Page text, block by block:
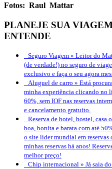
Fotos: Raul Mattar
PLANEJE SUA
ENTENDE
Seguro Viagem » Leitor do
(de verdade!) no seguro de
exclusivo e faça o seu agora
Aluguel de carro » Está
minha experiência clicando no
60%, sem IOF nas reservas
e cancelamento gratuito.
Reserva de hotel, hostel, casa
boa, bonita e barata com até
o site líder mundial em reservas
minhas reservas há anos!
melhor preço!
Chip internacional » Já saia